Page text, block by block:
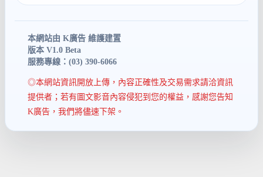
本網站由 K廣告 維護建置
版本 V1.0 Beta
服務專線：(03) 390-6066
◎本網站資訊開放上傳，內容正確性及交易需求請洽資訊
提供者；若有圖文影音內容侵犯到您的權益，感謝您告知
K廣告，我們將儘速下架。